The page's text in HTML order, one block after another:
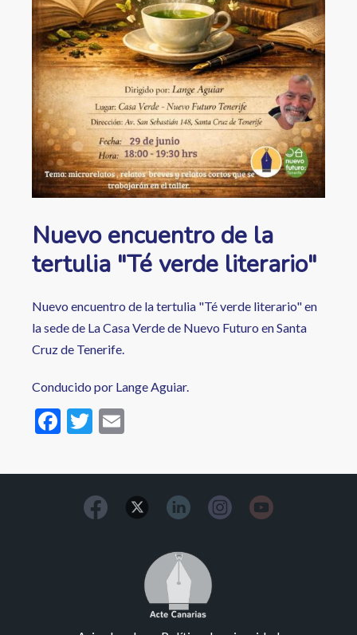
Nuevo encuentro de la
tertulia "Té verde literario"
Nuevo encuentro de la tertulia "Té verde literario" en
la sede de La Casa Verde de Nuevo Futuro en Santa
Cruz de Tenerife.
Conducido por Lange Aguiar.
F
ac
e
T
w
itt
er
ai
l
Image